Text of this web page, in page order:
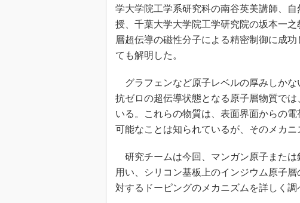
“異端児エンジニア
改革、執念の180日
「英語に愛されな
ための新行動論
学大学院工学系研究科の南谷英美講師、
授、千葉大学大学院工学研究院の坂本一
層超伝導の磁性分子による精密制御に成
ても解明した。
グラフェンなど原子レベルの厚みしか
抗ゼロの超伝導状態となる原子層物質で
いる。これらの物質は、表面界面からの
可能なことは知られているが、そのメカ
研究チームは今回、マンガン原子または
用い、シリコン基板上のインジウム原子
対するドーピングのメカニズムを詳しく調